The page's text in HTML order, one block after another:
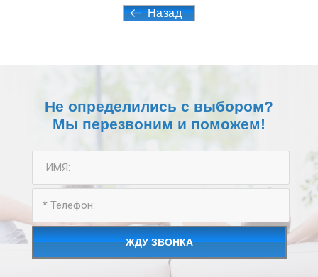
Назад
Не определились с выбором?
Мы перезвоним и поможем!
ЖДУ ЗВОНКА